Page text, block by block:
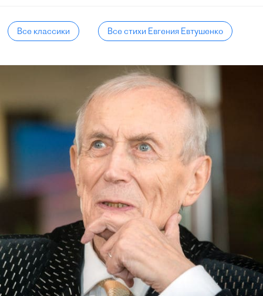
Все классики Все стихи Евгения Евтушенко